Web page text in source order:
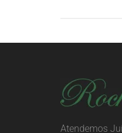
Atendemos